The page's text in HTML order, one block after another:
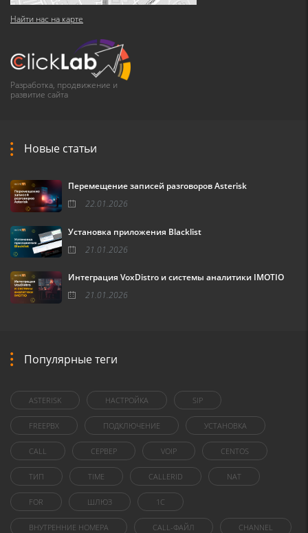
Найти нас на карте
Разработка, продвижение и
развитие сайта
Новые статьи
Перемещение записей разговоров Asterisk
22.01.2026
Установка приложения Blacklist
21.01.2026
Интеграция VoxDistro и системы аналитики IMOTIO
21.01.2026
Популярные теги
ASTERISK НАСТРОЙКА SIP
FREEPBX ПОДКЛЮЧЕНИЕ УСТАНОВКА
CALL СЕРВЕР VOIP CENTOS
ТИП TIME CALLERID NAT
FOR ШЛЮЗ 1C
ВНУТРЕННИЕ НОМЕРА CALL-ФАЙЛ CHANNEL